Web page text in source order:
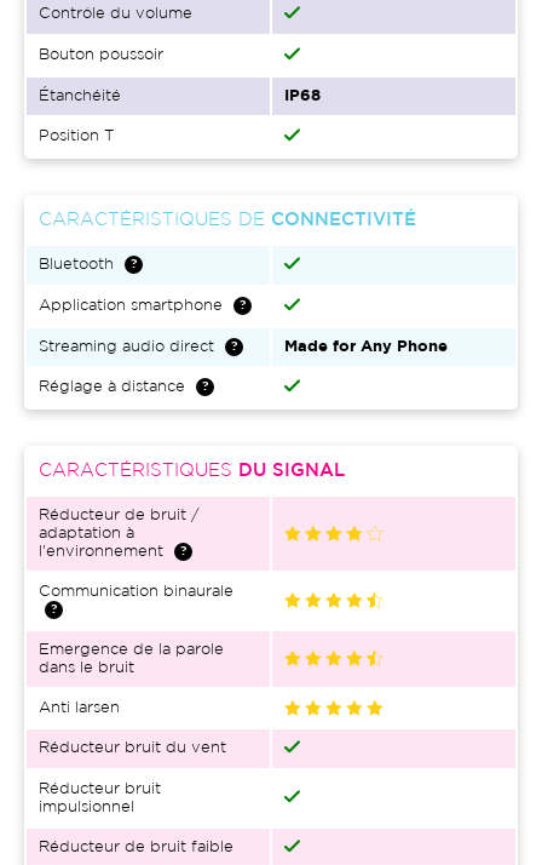
Contrôle du volume
Bouton poussoir
Étanchéité IP68
Position T
CARACTÉRISTIQUES DE CONNECTIVITÉ
Bluetooth
Application smartphone
Streaming audio direct Made for Any Phone
Réglage à distance
CARACTÉRISTIQUES DU SIGNAL
Réducteur de bruit /
adaptation à
l'environnement
Communication binaurale
Emergence de la parole
dans le bruit
Anti larsen
Réducteur bruit du vent
Réducteur bruit
impulsionnel
Réducteur de bruit faible